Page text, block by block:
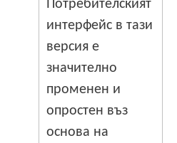
Потребителският
интерфейс в тази
версия е
значително
променен и
опростен въз
основа на